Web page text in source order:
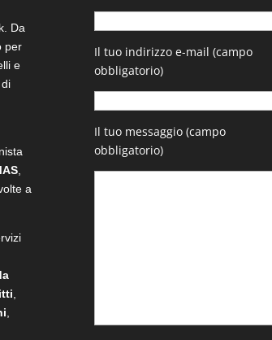
Da
per
e
,
a
Il tuo indirizzo e-mail (campo
obbligatorio)
Il tuo messaggio (campo
obbligatorio)